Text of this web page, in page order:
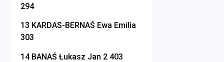
294
13 KARDAS-BERNAŚ Ewa Emilia
303
14 BANAŚ Łukasz Jan 2 403